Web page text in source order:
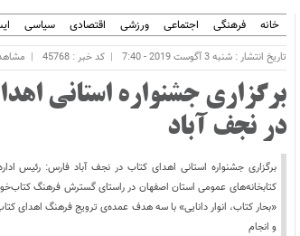
خانه فرهنگی اجتماعی ورزشی اقتصادی سیاسی
تاریخ انتشار : شنبه 3 آگوست 2019 - 7:40 کد خبر : 45768
برگزاری جشنواره استانی
در نجف‌ آباد
برگزاری جشنواره استانی اهدای کتاب در نجف‌ آباد فارس: رئیس
کتابخانه‌های عمومی استان اصفهان در راستای گسترش فرهنگ
«بحار کتاب، انوار دانایی» با سه هدف عمده‌ی ترویج فرهنگ اهدای
و انجام